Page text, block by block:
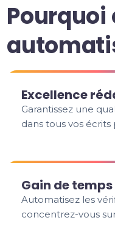
Excellence
Garantissez une
dans tous vos écrits
Gain de
Automatisez les
concentrez-vous